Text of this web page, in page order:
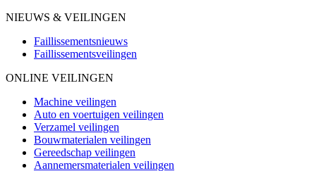
NIEUWS & VEILINGEN
Faillissementsnieuws
Faillissementsveilingen
ONLINE VEILINGEN
Machine veilingen
Auto en voertuigen veilingen
Verzamel veilingen
Bouwmaterialen veilingen
Gereedschap veilingen
Aannemersmaterialen veilingen